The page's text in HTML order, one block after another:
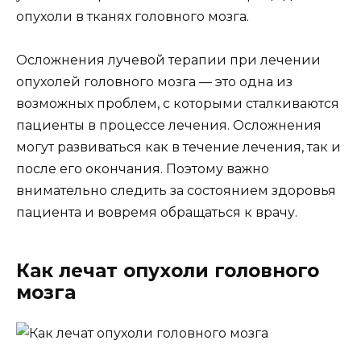
опухоли в тканях головного мозга.
Осложнения лучевой терапии при лечении
опухолей головного мозга — это одна из
возможных проблем, с которыми сталкиваются
пациенты в процессе лечения. Осложнения
могут развиваться как в течение лечения, так и
после его окончания. Поэтому важно
внимательно следить за состоянием здоровья
пациента и вовремя обращаться к врачу.
Как лечат опухоли головного
мозга